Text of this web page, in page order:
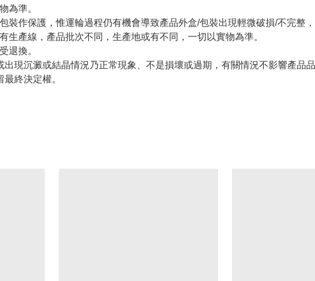
為準。
裝作保護，惟運輪過程仍有機會導致產品外盒/包裝出現輕微破損/不完整，
生產線，產品批次不同，生產地或有不同，一切以實物為準。
退換。
出現沉澱或結晶情況乃正常現象、不是損壞或過期，有關情況不影響產品
終決定權。